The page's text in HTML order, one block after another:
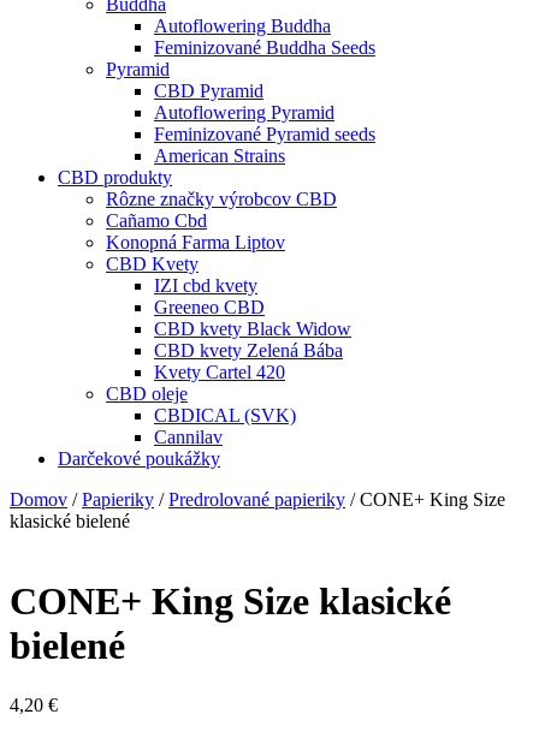
Buddha
Autoflowering Buddha
Feminizované Buddha Seeds
Pyramid
CBD Pyramid
Autoflowering Pyramid
Feminizované Pyramid seeds
American Strains
CBD produkty
Rôzne značky výrobcov CBD
Cañamo Cbd
Konopná Farma Liptov
CBD Kvety
IZI cbd kvety
Greeneo CBD
CBD kvety Black Widow
CBD kvety Zelená Bába
Kvety Cartel 420
CBD oleje
CBDICAL (SVK)
Cannilav
Darčekové poukážky
Domov /Papieriky /Predrolované papieriky / CONE+ King Size
klasické bielené
CONE+ King Size klasické
bielené
4,20 €